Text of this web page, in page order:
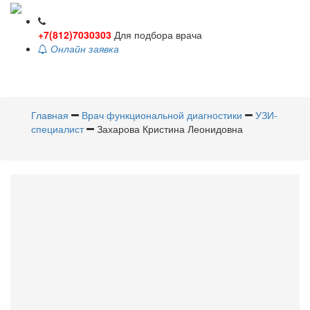
+7(812)7030303 Для подбора врача
Онлайн заявка
Главная
Врач функциональной диагностики
УЗИ-
специалист
Захарова Кристина Леонидовна